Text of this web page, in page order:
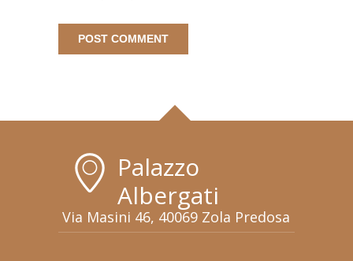
Palazzo
Albergati
Via Masini 46, 40069 Zola Predosa